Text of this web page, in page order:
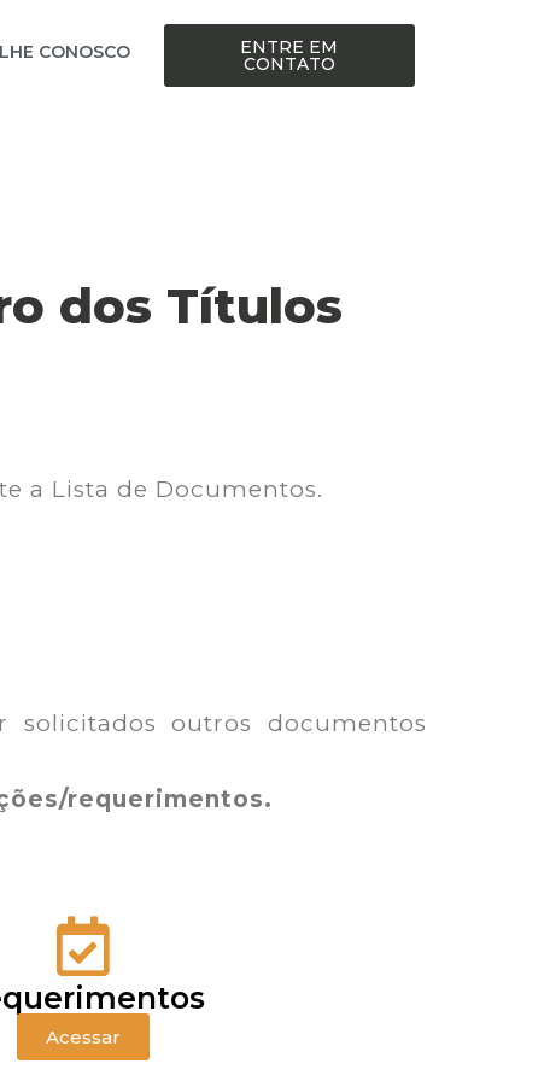
CONOSCO ENTRE EM
CONTATO
dos Títulos
a Lista de Documentos.
solicitados outros documentos
requerimentos.
Acessar